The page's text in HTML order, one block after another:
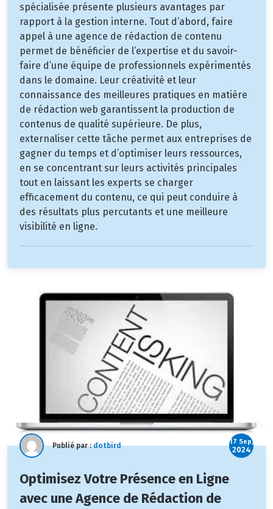
spécialisée présente plusieurs avantages par
rapport à la gestion interne. Tout d’abord, faire
appel à une agence de rédaction de contenu
permet de bénéficier de l’expertise et du savoir-
faire d’une équipe de professionnels expérimentés
dans le domaine. Leur créativité et leur
connaissance des meilleures pratiques en matière
de rédaction web garantissent la production de
contenus de qualité supérieure. De plus,
externaliser cette tâche permet aux entreprises de
gagner du temps et d’optimiser leurs ressources,
en se concentrant sur leurs activités principales
tout en laissant les experts se charger
efficacement du contenu, ce qui peut conduire à
des résultats plus percutants et une meilleure
visibilité en ligne.
Publié par :dotbird 17 Sep,
2024
Optimisez Votre Présence en Ligne
avec une Agence de Rédaction de